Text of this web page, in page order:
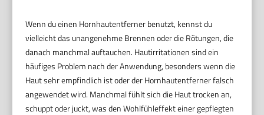
Wenn du einen Hornhautentferner benutzt, kennst du
vielleicht das unangenehme Brennen oder die Rötungen, die
danach manchmal auftauchen. Hautirritationen sind ein
häufiges Problem nach der Anwendung, besonders wenn die
Haut sehr empfindlich ist oder der Hornhautentferner falsch
angewendet wird. Manchmal fühlt sich die Haut trocken an,
schuppt oder juckt, was den Wohlfühleffekt einer gepflegten